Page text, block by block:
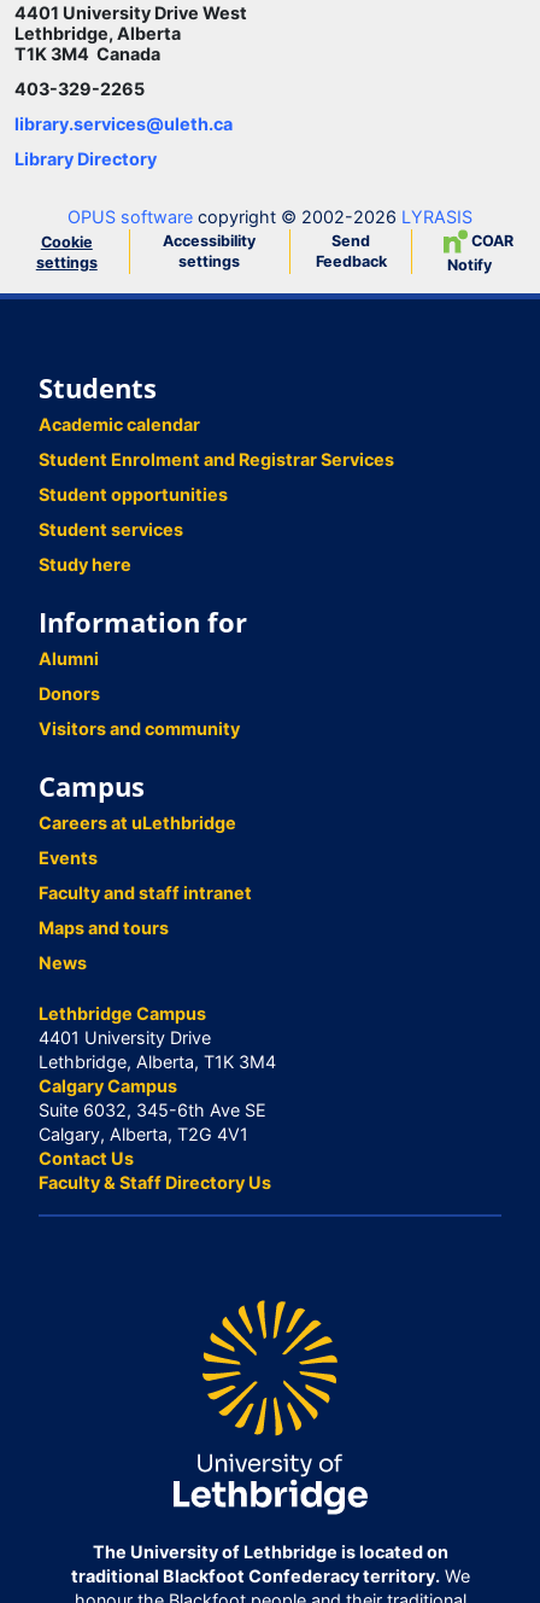
4401 University Drive West
Lethbridge, Alberta
T1K 3M4 Canada
403-329-2265
library.services@uleth.ca
Library Directory
OPUS software copyright © 2002-2026 LYRASIS
Cookie
settings
Accessibility
settings
Send
Feedback
COAR
Notify
Students
Academic calendar
Student Enrolment and Registrar Services
Student opportunities
Student services
Study here
Information for
Alumni
Donors
Visitors and community
Campus
Careers at uLethbridge
Events
Faculty and staff intranet
Maps and tours
News
Lethbridge Campus
4401 University Drive
Lethbridge, Alberta, T1K 3M4
Calgary Campus
Suite 6032, 345-6th Ave SE
Calgary, Alberta, T2G 4V1
Contact Us
Faculty & Staff Directory Us
The University of Lethbridge is located on
traditional Blackfoot Confederacy territory.We